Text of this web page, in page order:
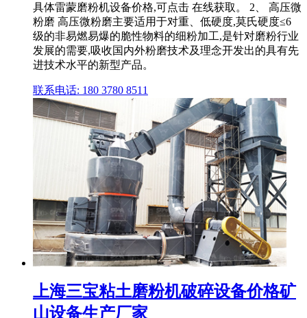
具体雷蒙磨粉机设备价格,可点击 在线获取。 2、 高压微
粉磨 高压微粉磨主要适用于对重、低硬度,莫氏硬度≤6
级的非易燃易爆的脆性物料的细粉加工,是针对磨粉行业
发展的需要,吸收国内外粉磨技术及理念开发出的具有先
进技术水平的新型产品。
联系电话: 180 3780 8511
上海三宝粘土磨粉机破碎设备价格矿
山设备生产厂家